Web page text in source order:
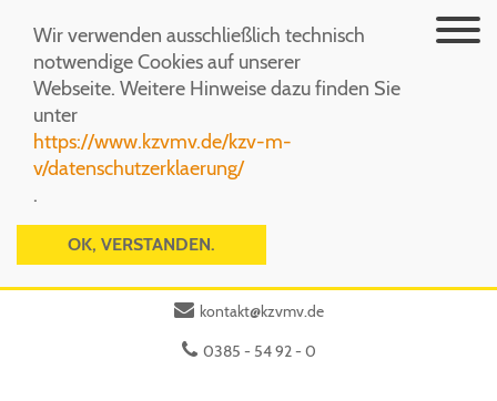
Wir verwenden ausschließlich technisch
notwendige Cookies auf unserer
Webseite. Weitere Hinweise dazu finden Sie
unter
https://www.kzvmv.de/kzv-m-
v/datenschutzerklaerung/
.
OK, VERSTANDEN.
kontakt@kzvmv.de
0385 - 54 92 - 0
Menü